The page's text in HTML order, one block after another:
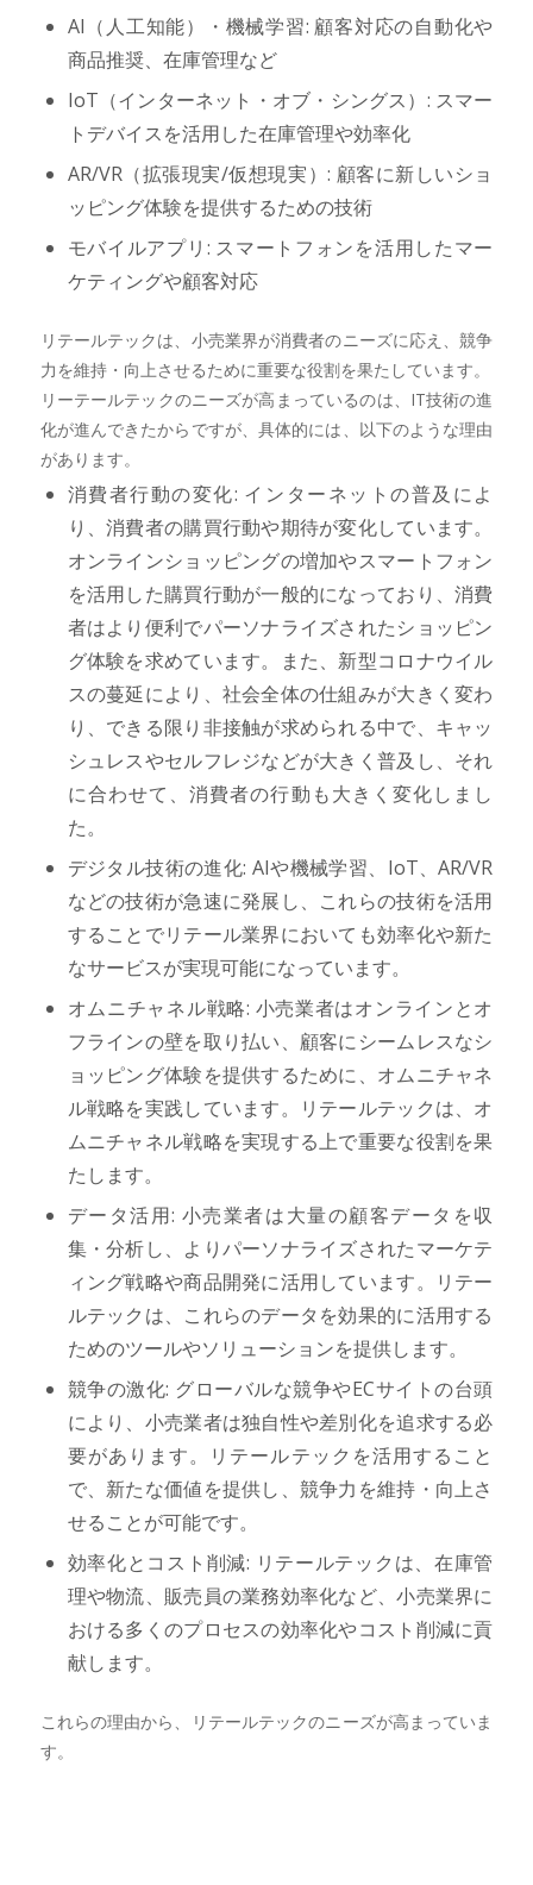
AI（人工知能）・機械学習: 顧客対応の自動化や
商品推奨、在庫管理など
IoT（インターネット・オブ・シングス）: スマー
トデバイスを活用した在庫管理や効率化
AR/VR（拡張現実/仮想現実）: 顧客に新しいショ
ッピング体験を提供するための技術
モバイルアプリ: スマートフォンを活用したマー
ケティングや顧客対応
リテールテックは、小売業界が消費者のニーズに応え、競争
力を維持・向上させるために重要な役割を果たしています。
リーテールテックのニーズが高まっているのは、IT技術の進
化が進んできたからですが、具体的には、以下のような理由
があります。
消費者行動の変化: インターネットの普及によ
り、消費者の購買行動や期待が変化しています。
オンラインショッピングの増加やスマートフォン
を活用した購買行動が一般的になっており、消費
者はより便利でパーソナライズされたショッピン
グ体験を求めています。また、新型コロナウイル
スの蔓延により、社会全体の仕組みが大きく変わ
り、できる限り非接触が求められる中で、キャッ
シュレスやセルフレジなどが大きく普及し、それ
に合わせて、消費者の行動も大きく変化しまし
た。
デジタル技術の進化: AIや機械学習、IoT、AR/VR
などの技術が急速に発展し、これらの技術を活用
することでリテール業界においても効率化や新た
なサービスが実現可能になっています。
オムニチャネル戦略: 小売業者はオンラインとオ
フラインの壁を取り払い、顧客にシームレスなシ
ョッピング体験を提供するために、オムニチャネ
ル戦略を実践しています。リテールテックは、オ
ムニチャネル戦略を実現する上で重要な役割を果
たします。
データ活用: 小売業者は大量の顧客データを収
集・分析し、よりパーソナライズされたマーケテ
ィング戦略や商品開発に活用しています。リテー
ルテックは、これらのデータを効果的に活用する
ためのツールやソリューションを提供します。
競争の激化: グローバルな競争やECサイトの台頭
により、小売業者は独自性や差別化を追求する必
要があります。リテールテックを活用すること
で、新たな価値を提供し、競争力を維持・向上さ
せることが可能です。
効率化とコスト削減: リテールテックは、在庫管
理や物流、販売員の業務効率化など、小売業界に
おける多くのプロセスの効率化やコスト削減に貢
献します。
これらの理由から、リテールテックのニーズが高まっていま
す。